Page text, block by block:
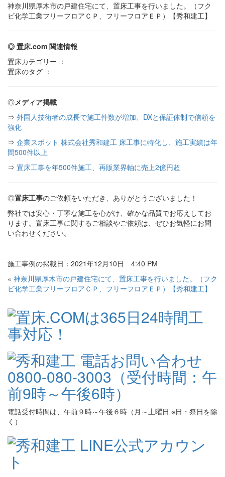
神奈川県厚木市の戸建住宅にて、置床工事を行いました。（フク
ビ化学工業フリーフロアＣＰ、フリーフロアＥＰ）【秀和建工】
◎ 置床.com 関連情報
置床カテゴリー ：
置床のタグ ：
◎メディア掲載
⇒ 外国人技術者の成長で施工件数が増加、DXと保証体制で信頼を
強化
⇒ 企業スポット 株式会社秀和建工 床工事に特化し、施工実績は年
間500件以上
⇒ 置床工事を年500件施工、再販業界軸に売上2億円超
◎置床工事のご依頼をいただき、ありがとうございました！
弊社では安心・丁寧な施工を心がけ、確かな品質でお応えしてお
ります。置床工事に関するご相談やご依頼は、ぜひお気軽にお問
い合わせください。
施工事例の掲載日：2021年12月10日 4:40 PM
« 神奈川県厚木市の戸建住宅にて、置床工事を行いました。（フク
ビ化学工業フリーフロアＣＰ、フリーフロアＥＰ）【秀和建工】
電話受付時間は、午前９時～午後６時（月～土曜日 ※日・祭日を除
く）